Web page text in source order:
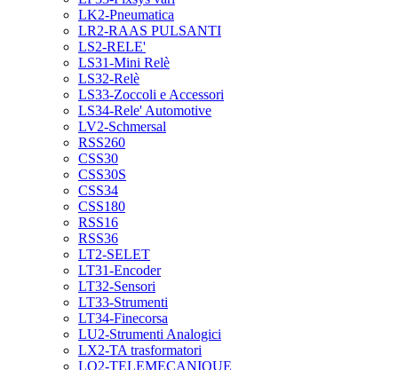
LK2-Pneumatica
LR2-RAAS PULSANTI
LS2-RELE'
LS31-Mini Relè
LS32-Relè
LS33-Zoccoli e Accessori
LS34-Rele' Automotive
LV2-Schmersal
RSS260
CSS30
CSS30S
CSS34
CSS180
RSS16
RSS36
LT2-SELET
LT31-Encoder
LT32-Sensori
LT33-Strumenti
LT34-Finecorsa
LU2-Strumenti Analogici
LX2-TA trasformatori
LQ2-TELEMECANIQUE